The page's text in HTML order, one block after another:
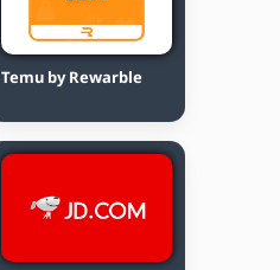
Temu by Rewarble